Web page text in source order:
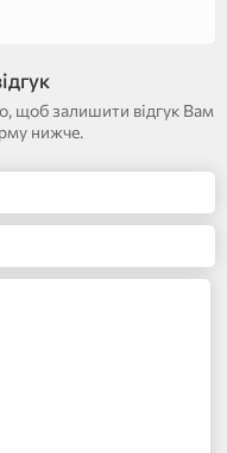
щоб залишити відгук Вам
нижче.